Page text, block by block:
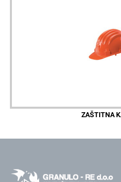
ZAŠTITNA